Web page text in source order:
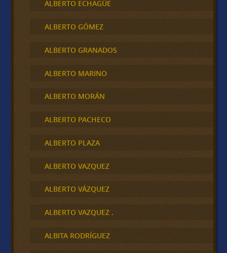
ALBERTO ECHAGÜE
ALBERTO GÓMEZ
ALBERTO GRANADOS
ALBERTO MARINO
ALBERTO MORÁN
ALBERTO PACHECO
ALBERTO PLAZA
ALBERTO VAZQUEZ
ALBERTO VÁZQUEZ
ALBERTO VAZQUEZ .
ALBITA RODRÍGUEZ